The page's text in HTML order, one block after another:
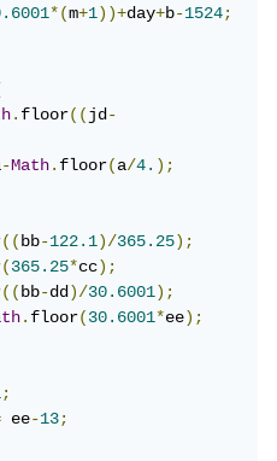
*(m+1))+day+b-1524;
.floor((jd-
-Math.floor(a/4.);
((bb-122.1)/365.25);
(365.25*cc);
((bb-dd)/30.6001);
.floor(30.6001*ee);
;
ee-13;